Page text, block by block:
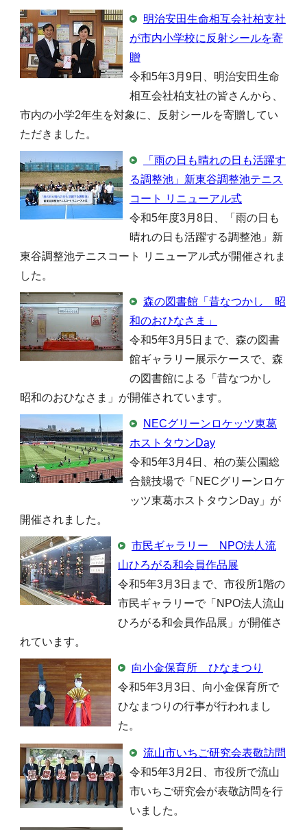
明治安田生命相互会社柏支社
が市内小学校に反射シールを寄
贈
令和5年3月9日、明治安田生命
相互会社柏支社の皆さんから、
市内の小学2年生を対象に、反射シールを寄贈してい
ただきました。
「雨の日も晴れの日も活躍す
る調整池」新東谷調整池テニス
コート リニューアル式
令和5年度3月8日、「雨の日も
晴れの日も活躍する調整池」新
東谷調整池テニスコート リニューアル式が開催されま
した。
森の図書館「昔なつかし 昭
和のおひなさま」
令和5年3月5日まで、森の図書
館ギャラリー展示ケースで、森
の図書館による「昔なつかし
昭和のおひなさま」が開催されています。
NECグリーンロケッツ東葛
ホストタウンDay
令和5年3月4日、柏の葉公園総
合競技場で「NECグリーンロケ
ッツ東葛ホストタウンDay」が
開催されました。
市民ギャラリー NPO法人流
山ひろがる和会員作品展
令和5年3月3日まで、市役所1階の
市民ギャラリーで「NPO法人流山
ひろがる和会員作品展」が開催さ
れています。
向小金保育所 ひなまつり
令和5年3月3日、向小金保育所で
ひなまつりの行事が行われまし
た。
流山市いちご研究会表敬訪問
令和5年3月2日、市役所で流山
市いちご研究会が表敬訪問を行
いました。